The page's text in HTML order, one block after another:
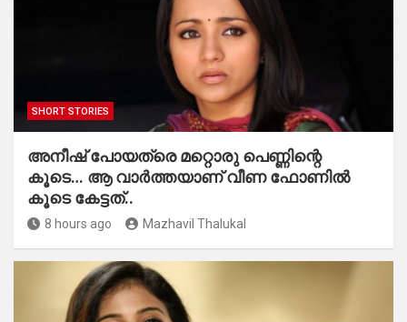
SHORT STORIES
അനീഷ് പോയത്രെ മറ്റൊരു പെണ്ണിന്റെ
കൂടെ… ആ വാർത്തയാണ് വീണ ഫോണിൽ
കൂടെ കേട്ടത്..
8 hours ago Mazhavil Thalukal